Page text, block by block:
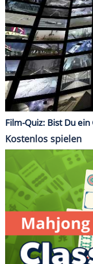
Film-Quiz: Bist Du ein
Kostenlos spielen